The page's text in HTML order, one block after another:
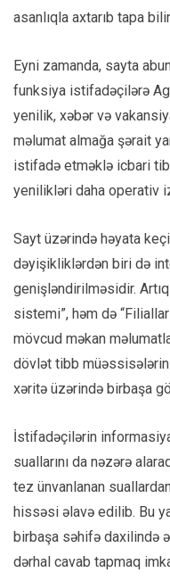
asanlıqla axtarıb tapa
Eyni zamanda, sayta
funksiya istifadəçilərə
yenilik, xəbər və
məlumat almağa şərait
istifadə etməklə icbari
yenilikləri daha operativ
Sayt üzərində həyata
dəyişikliklərdən biri də
genişləndirilməsidir.
sistemi”, həm də
mövcud məkan
dövlət tibb
xəritə üzərində birbaşa
İstifadəçilərin
suallarını da nəzərə
tez ünvanlanan
hissəsi əlavə edilib. Bu
birbaşa səhifə daxilində
dərhal cavab tapmaq